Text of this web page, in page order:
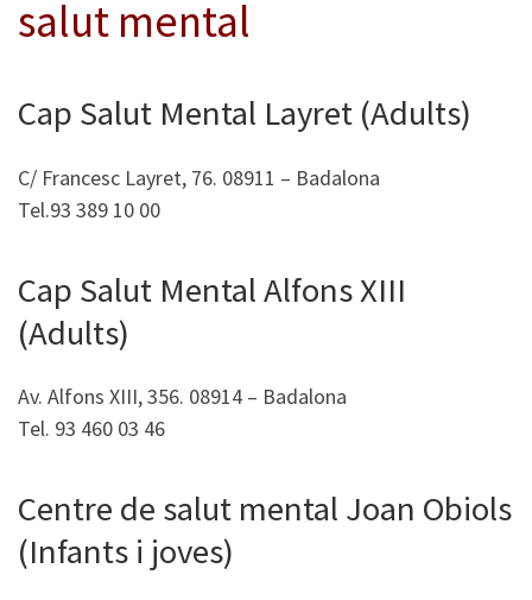
salut mental
Cap Salut Mental Layret (Adults)
C/ Francesc Layret, 76. 08911 – Badalona
Tel.93 389 10 00
Cap Salut Mental Alfons XIII
(Adults)
Av. Alfons XIII, 356. 08914 – Badalona
Tel. 93 460 03 46
Centre de salut mental Joan Obiols
(Infants i joves)